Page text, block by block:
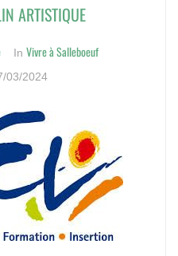
ARTISTIQUE
In Vivre à Salleboeuf
03/2024